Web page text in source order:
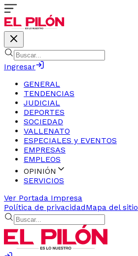
Ingresar
GENERAL
TENDENCIAS
JUDICIAL
DEPORTES
SOCIEDAD
VALLENATO
ESPECIALES y EVENTOS
EMPRESAS
EMPLEOS
OPINIÓN
SERVICIOS
Ver Portada Impresa
Política de privacidadMapa del sitio